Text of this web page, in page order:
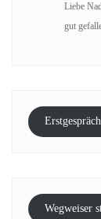
Liebe
gut
Wegweiser